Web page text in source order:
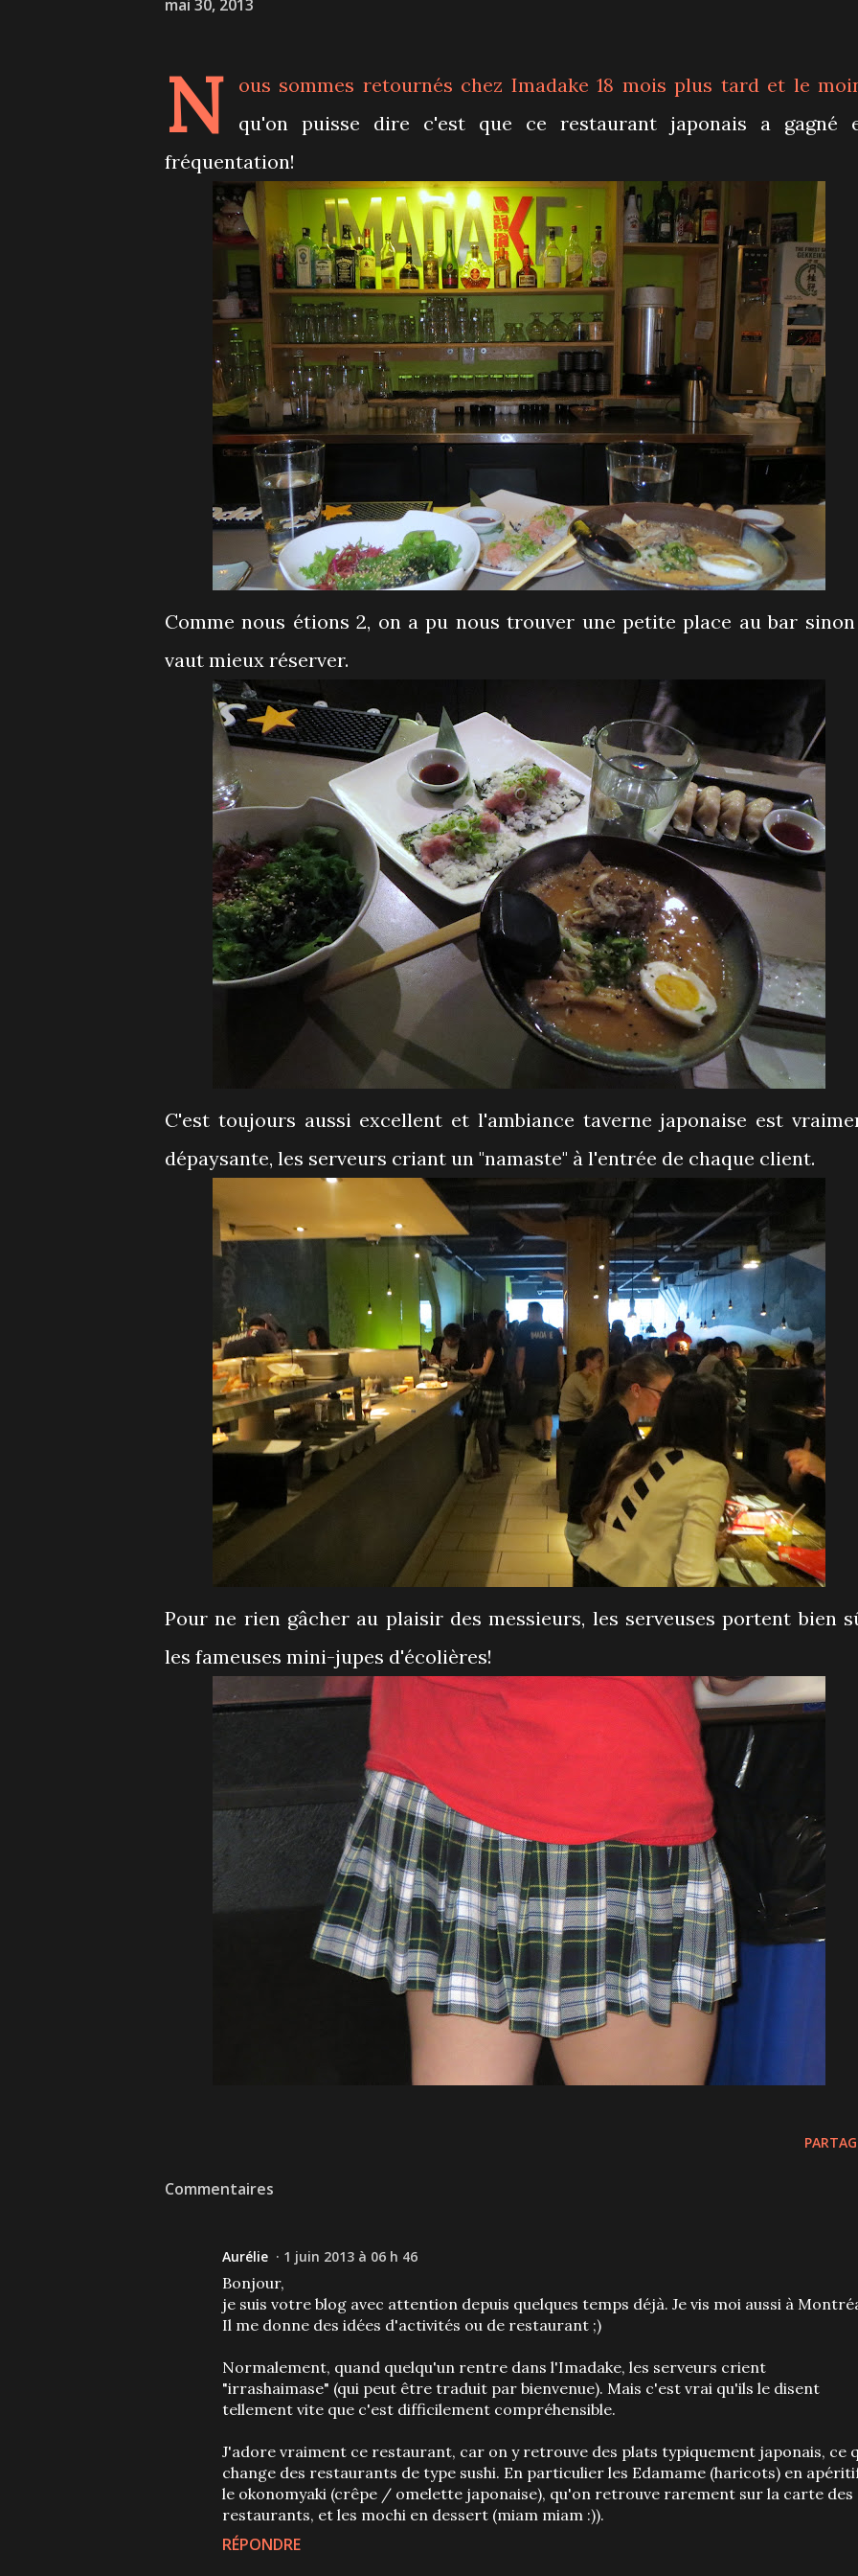
mai 30, 2013
N ous sommes retournés chez Imadake 18 mois plus tard et le
qu'on puisse dire c'est que ce restaurant japonais a gagné
fréquentation!
Comme nous étions 2, on a pu nous trouver une petite place au bar
vaut mieux réserver.
C'est toujours aussi excellent et l'ambiance taverne japonaise est
dépaysante, les serveurs criant un "namaste" à l'entrée de chaque client.
Pour ne rien gâcher au plaisir des messieurs, les serveuses portent bien
les fameuses mini-jupes d'écolières!
Commentaires
Aurélie 1 juin 2013 à 06 h 46
Bonjour,
je suis votre blog avec attention depuis quelques temps déjà. Je vis moi aussi à
Il me donne des idées d'activités ou de restaurant ;)
Normalement, quand quelqu'un rentre dans l'Imadake, les serveurs crient
"irrashaimase" (qui peut être traduit par bienvenue). Mais c'est vrai qu'ils le disent
tellement vite que c'est difficilement compréhensible.
J'adore vraiment ce restaurant, car on y retrouve des plats typiquement japonais, ce
change des restaurants de type sushi. En particulier les Edamame (haricots) en
le okonomyaki (crêpe / omelette japonaise), qu'on retrouve rarement sur la carte des
restaurants, et les mochi en dessert (miam miam :)).
RÉPONDRE